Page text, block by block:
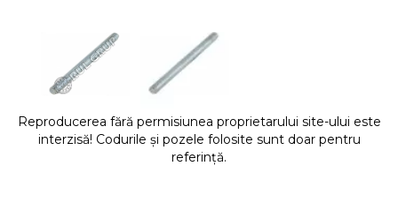
Reproducerea fără permisiunea proprietarului site-ului este
interzisă! Codurile și pozele folosite sunt doar pentru
referință.